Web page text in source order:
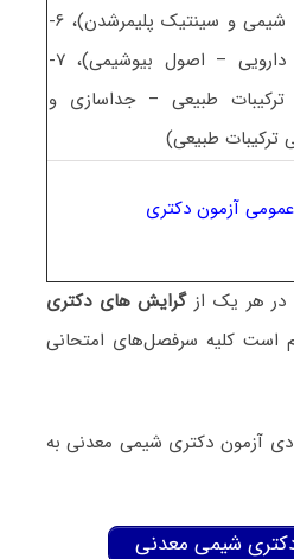
پلیمر – شیمی و سینتیک پلیمرشدن)، ۶-
(شیمی دارویی – اصول بیوشیمی)، ۷-
طبیعی – جداسازی و
ترکیبات طبیعی)
آزمون دکتری
در هر یک از گرایش های دکتری
است کلیه سرفصل‌های امتحانی
آزمون دکتری شیمی معدنی به
دکتری شیمی معدنی